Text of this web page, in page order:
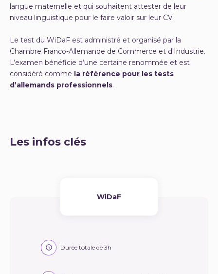
langue maternelle et qui souhaitent attester de leur
niveau linguistique pour le faire valoir sur leur CV.
Le test du WiDaF est administré et organisé par la
Chambre Franco-Allemande de Commerce et d'Industrie.
L’examen bénéficie d’une certaine renommée et est
considéré comme la référence pour les tests
d’allemands professionnels.
Les infos clés
WiDaF
Durée totale de 3h